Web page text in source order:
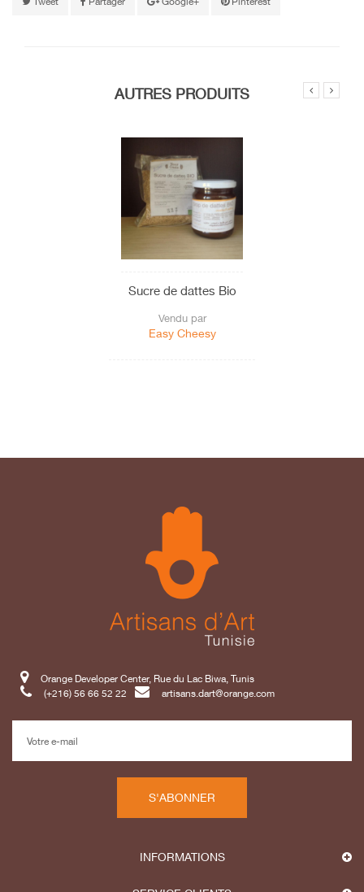
AUTRES PRODUITS
Sucre de dattes Bio
Vendu par
Easy Cheesy
Orange Developer Center, Rue du Lac Biwa, Tunis
(+216) 56 66 52 22
artisans.dart@orange.com
S'ABONNER
INFORMATIONS